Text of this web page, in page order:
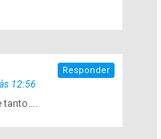
12:56
Responder